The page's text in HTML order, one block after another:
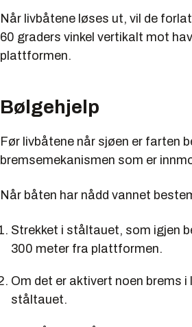
Når livbåtene løses ut, vil de
60 graders vinkel vertikalt mot
plattformen.
Bølgehjelp
Før livbåtene når sjøen er farten
bremsemekanismen som er
Når båten har nådd vannet
Strekket i ståltauet, som igjen
300 meter fra plattformen.
Om det er aktivert noen brems
ståltauet.